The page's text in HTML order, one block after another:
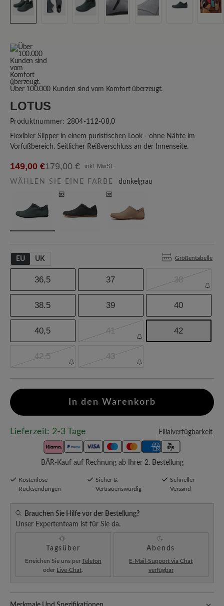
Über 100.000 Kunden sind vom Komfort überzeugt.
LOTUS
Produktnummer: 2804-112-08,0
Flexibler Slipper in einem puristischen Look - ohne Nähte im
Vorfußbereich. Seitlicher Reißverschluss an der Innenseite.
149,00 €179,00 € inkl. MwSt.
WÄHLEN SIE EINE FARBE dunkelgrau
EU UK Größentabelle
36,5 37 38
38.5 39 40
40,5 41 42
42.5 43
In den Warenkorb
Lieferzeit: 2-3 Tage Filialverfügbarkeit
BÄR-Kauf auf Rechnung ab Ihrer 2. Bestellung
Kostenlose
Rücksendungen
Sicher &
Vertrauenswürdig
Schneller
Versand
Brauchen Sie Hilfe vor der Bestellung?
Unser Expertenteam ist für Sie da.
Tagsüber
Erreichen Sie uns per Telefon
oder Live-Chat
Abends
E-Mail-Support via Chat
verfügbar